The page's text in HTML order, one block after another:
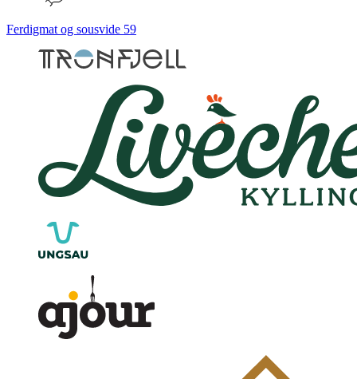
Ferdigmat og sousvide 59